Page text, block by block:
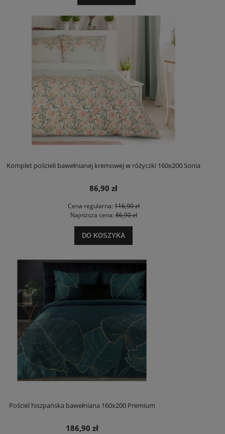
Komplet pościeli bawełnianej kremowej w różyczki 160x200 Sonia
86,90 zł
Cena regularna:116,90 zł
Najniższa cena:86,90 zł
DO KOSZYKA
Pościel hiszpańska bawełniana 160x200 Premium
186,90 zł